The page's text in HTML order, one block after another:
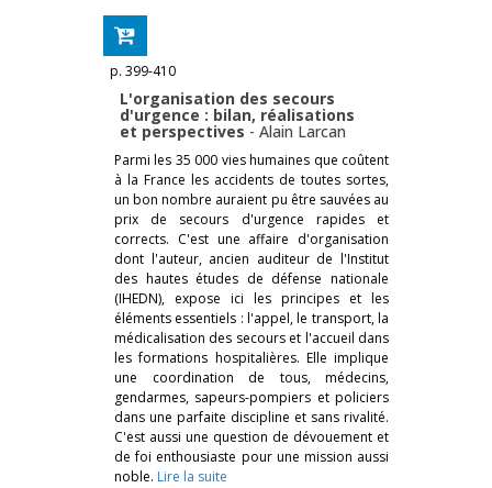
p. 399-410
L'organisation des secours
d'urgence : bilan, réalisations
et perspectives - Alain Larcan
Parmi les 35 000 vies humaines que coûtent
à la France les accidents de toutes sortes,
un bon nombre auraient pu être sauvées au
prix de secours d'urgence rapides et
corrects. C'est une affaire d'organisation
dont l'auteur, ancien auditeur de l'Institut
des hautes études de défense nationale
(IHEDN), expose ici les principes et les
éléments essentiels : l'appel, le transport, la
médicalisation des secours et l'accueil dans
les formations hospitalières. Elle implique
une coordination de tous, médecins,
gendarmes, sapeurs-pompiers et policiers
dans une parfaite discipline et sans rivalité.
C'est aussi une question de dévouement et
de foi enthousiaste pour une mission aussi
noble. Lire la suite